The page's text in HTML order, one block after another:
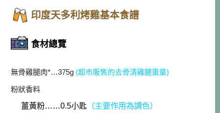
印度天多利烤雞基本食譜
食材總覽
無骨雞腿肉*…375g (超市販售的去骨清雞腿重量)
粉狀香料
薑黃粉……0.5小匙 （主要作用為調色）